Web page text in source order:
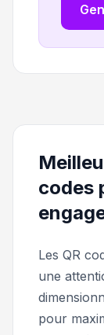
codes
Les QR
une
pour